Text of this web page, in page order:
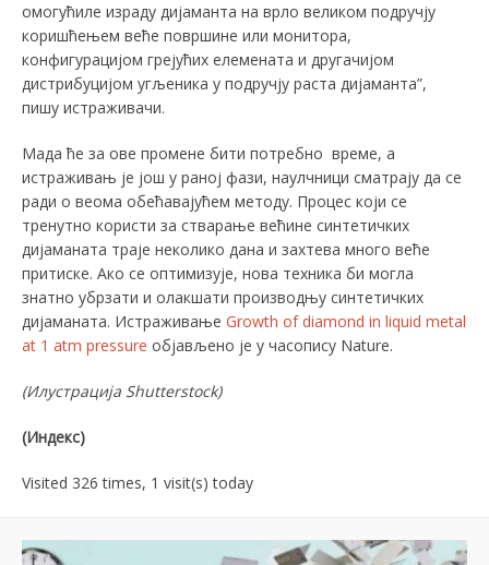
омогућиле израду дијаманта на врло великом подручју
коришћењем веће површине или монитора,
конфигурацијом грејућих елемената и другачијом
дистрибуцијом угљеника у подручју раста дијаманта”,
пишу истраживачи.
Мада ће за ове промене бити потребно време, а
истраживањ је још у раној фази, наулчници сматрају да се
ради о веома обећавајућем методу. Процес који се
тренутно користи за стварање већине синтетичких
дијаманата траје неколико дана и захтева много веће
притиске. Ако се оптимизује, нова техника би могла
знатно убрзати и олакшати производњу синтетичких
дијаманата. Истраживање Growth of diamond in liquid metal
at 1 atm pressure објављено је у часопису Nature.
(Илустрација Shutterstock)
(Индекс)
Visited 326 times, 1 visit(s) today